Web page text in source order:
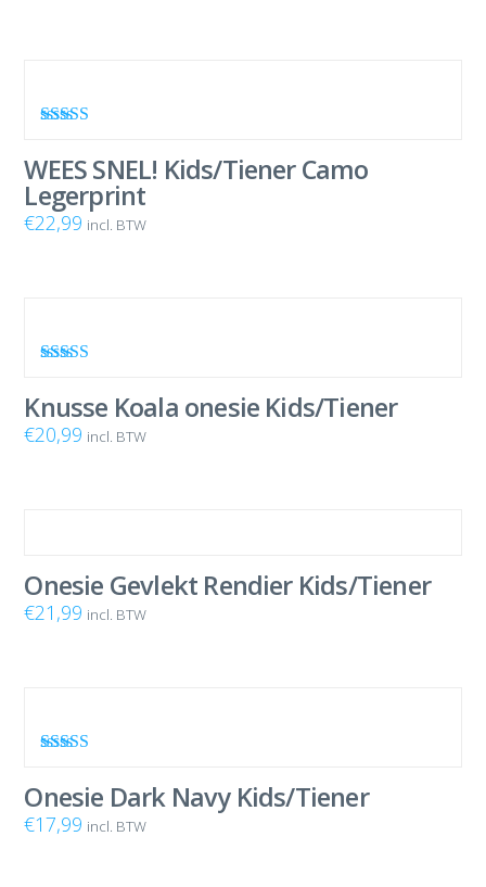
4.67uit 5
WEES SNEL! Kids/Tiener Camo
Legerprint
€22,99 incl. BTW
Knusse Koala onesie Kids/Tiener
€20,99 incl. BTW
Onesie Gevlekt Rendier Kids/Tiener
€21,99 incl. BTW
uit 5
Onesie Dark Navy Kids/Tiener
€17,99 incl. BTW